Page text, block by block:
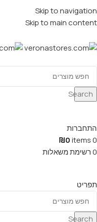
Skip to navigation
Skip to main content
Search
התחברות
0
items
₪0
0רשימת משאלות
תפריט
Search